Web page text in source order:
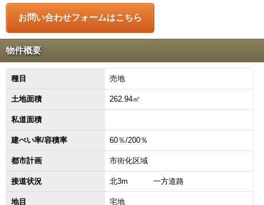
物件概要
種目 売地
土地面積 262.94㎡
私道面積
建ぺい率/容積率 60％/200％
都市計画 市街化区域
接道状況 北3m 一方道路
地目 宅地